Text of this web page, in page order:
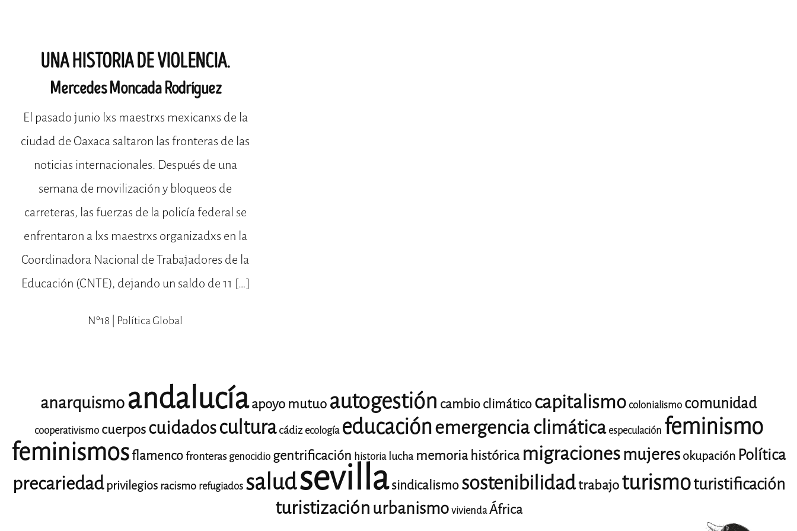
UNA HISTORIA DE VIOLENCIA.
Mercedes Moncada Rodríguez
El pasado junio lxs maestrxs mexicanxs de la
ciudad de Oaxaca saltaron las fronteras de las
noticias internacionales. Después de una
semana de movilización y bloqueos de
carreteras, las fuerzas de la policía federal se
enfrentaron a lxs maestrxs organizadxs en la
Coordinadora Nacional de Trabajadores de la
Educación (CNTE), dejando un saldo de 11 […]
Nº18 | Política Global
anarquismoandalucíaapoyo mutuo autogestión cambio climáticocapitalismo colonialismo comunidad
cooperativismo cuerposcuidadoscultura cádiz ecología educaciónemergencia climática especulación feminismo
feminismosflamencofronteras genocidio gentrificación historia lucha memoria histórica migracionesmujeresokupación Política
precariedad privilegios racismo refugiados saludsevillasindicalismosostenibilidadtrabajoturismoturistificación
turistizaciónurbanismoviviendaÁfrica